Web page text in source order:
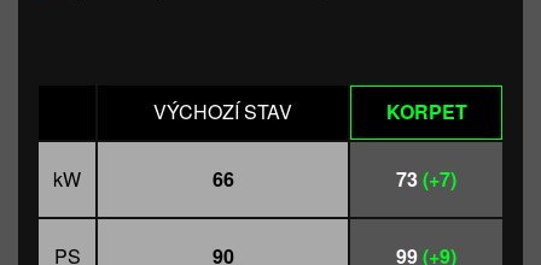
VÝCHOZÍ STAV KORPET
kW 66 73(+7)
PS 90 99(+9)